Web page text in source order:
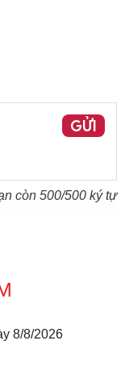
GỬI
còn 500/500 ký tự
8/8/2026